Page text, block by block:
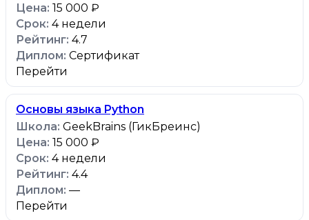
15 000 ₽
4 недели
4.7
Сертификат
Перейти
Основы языка Python
GeekBrains (ГикБреинс)
15 000 ₽
4 недели
4.4
—
Перейти